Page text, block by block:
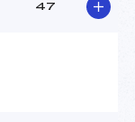
47